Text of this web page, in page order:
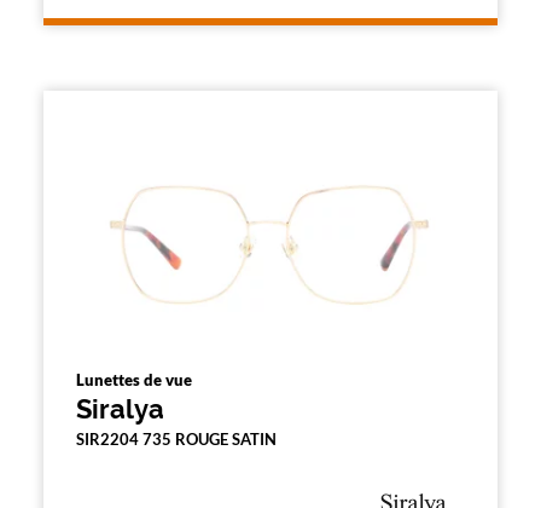
Lunettes de vue
Siralya
SIR2204 735 ROUGE SATIN